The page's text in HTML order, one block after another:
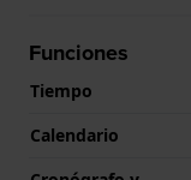
Funciones
Tiempo
Calendario